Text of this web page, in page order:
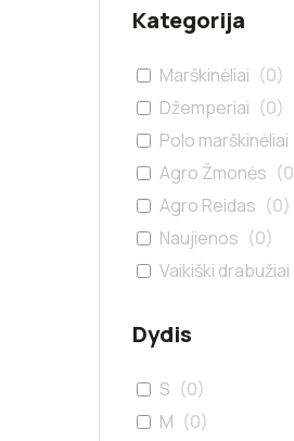
Kategorija
Marškinėliai (0)
Džemperiai (0)
Polo marškinėliai
Agro Žmonės (0
Agro Reidas (0)
Naujienos (0)
Vaikiški drabužiai
Dydis
S (0)
M (0)